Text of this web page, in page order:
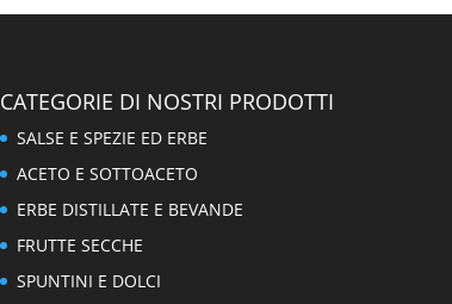
CATEGORIE DI NOSTRI PRODOTTI
SALSE E SPEZIE ED ERBE
ACETO E SOTTOACETO
ERBE DISTILLATE E BEVANDE
FRUTTE SECCHE
SPUNTINI E DOLCI